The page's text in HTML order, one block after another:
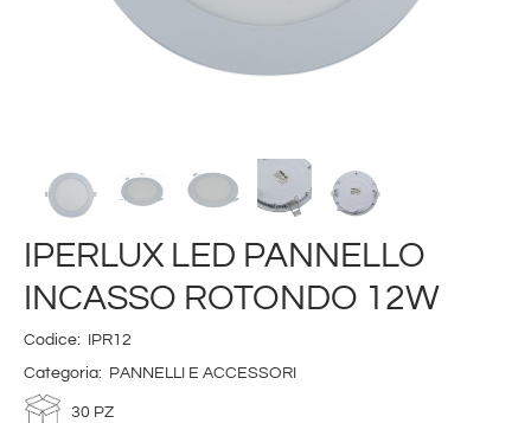
IPERLUX LED PANNELLO
INCASSO ROTONDO 12W
Codice:
IPR12
Categoria:
PANNELLI E ACCESSORI
30 PZ